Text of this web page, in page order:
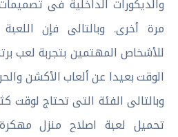
والديكورات الداخلية فى
مرة أخرى. وبالتالى فإن
للأشخاص المهتمين بتجربة لعب
الوقت بعيدا عن ألعاب الأكشن
وبالتالى الفئة التى تحتاج لوقت
تحميل لعبة اصلاح منزل